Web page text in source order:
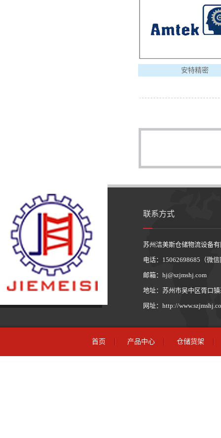
安特精密
联系方式
苏州洁美斯仓储物流设备
电话：15062698685（微
邮箱：hj@szjmshj.com
地址：苏州市吴中区胥口
网址：http://
首页 产品中心 仓储货架